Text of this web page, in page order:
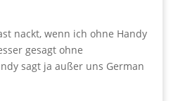
nackt, wenn ich ohne Handy
gesagt ohne
sagt ja außer uns German